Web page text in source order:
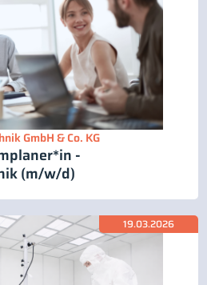
GmbH & Co. KG
-
(m/w/d)
19.03.2026